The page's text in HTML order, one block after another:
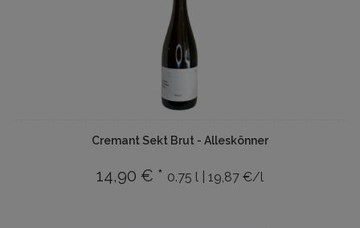
Cremant Sekt Brut - Alleskönner
14,90 € * 0.75 l | 19,87 €/l